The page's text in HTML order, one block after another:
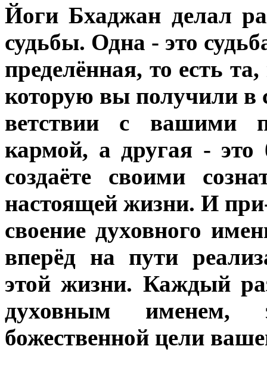
Йоги Бхаджан делал
судьбы. Одна - это
пределённая, то есть
которую вы получили в
ветствии с вашими
кармой, а другая -
создаёте своими
настоящей жизни. И
своение духовного
вперёд на пути
этой жизни. Каждый
духовным
божественной цели